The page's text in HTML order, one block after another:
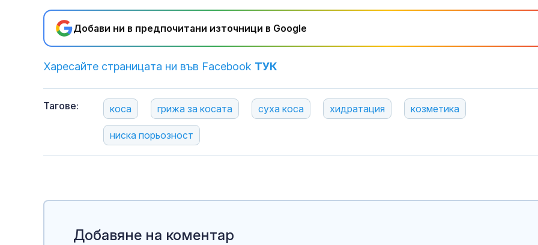
Добави ни в предпочитани източници в Google
Харесайте страницата ни във Facebook ТУК
Тагове: коса грижа за косата суха коса хидратация козметика
ниска порьозност
Добавяне на коментар